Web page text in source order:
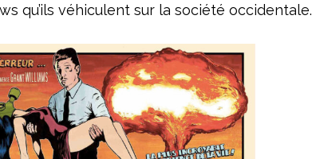
qu’ils véhiculent sur la société occidentale.